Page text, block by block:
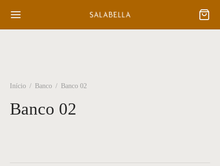
Início / Banco / Banco 02
Banco 02